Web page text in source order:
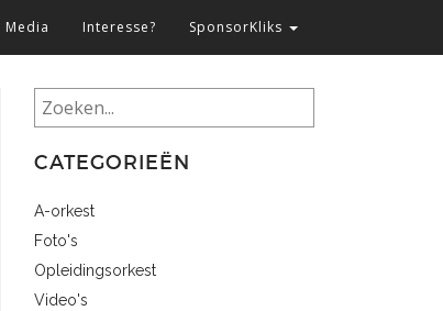
Media Interesse? SponsorKliks
Zoeken
CATEGORIEËN
A-orkest
Foto's
Opleidingsorkest
Video's